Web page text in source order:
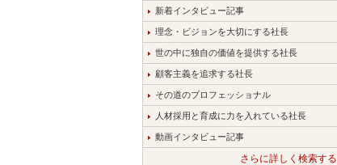
新着インタビュー記事
理念・ビジョンを大切にする社長
世の中に独自の価値を提供する社長
顧客主義を追求する社長
その道のプロフェッショナル
人材採用と育成に力を入れている社長
動画インタビュー記事
さらに詳しく検索する